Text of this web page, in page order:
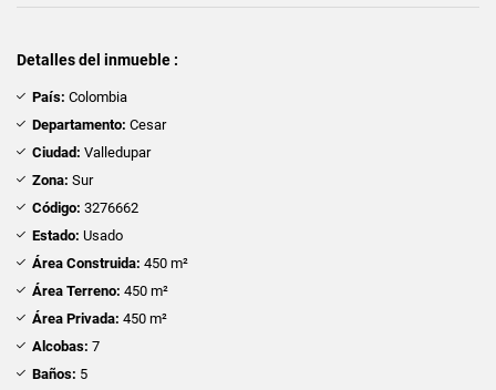
Detalles del inmueble :
País: Colombia
Departamento: Cesar
Ciudad: Valledupar
Zona: Sur
Código: 3276662
Estado: Usado
Área Construida: 450 m²
Área Terreno: 450 m²
Área Privada: 450 m²
Alcobas: 7
Baños: 5